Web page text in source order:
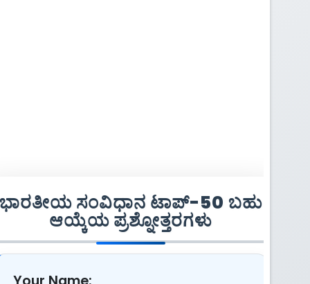
ಭಾರತೀಯ ಸಂವಿಧಾನ ಟಾಪ್-50 ಬಹು
ಆಯ್ಕೆಯ ಪ್ರಶ್ನೋತ್ತರಗಳು